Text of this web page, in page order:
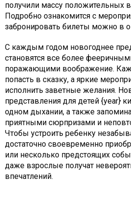
получили массу положительных
Подробно ознакомится с
забронировать билеты можно в
С каждым годом новогоднее
становятся все более
поражающими воображение.
попасть в сказку, а яркие
исполнить заветные желания.
представления для детей {year}
одном дыхании, а также
приятными сюрпризами и
Чтобы устроить ребенку
достаточно своевременно
или несколько предстоящих
даже взрослые получат
впечатлений.